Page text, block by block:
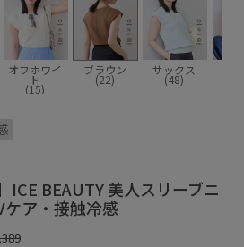
オフホワイ
ト
(15)
ブラウン
(22)
サックス
(48)
ICE BEAUTY 美人スリーブニ
ア・接触冷感